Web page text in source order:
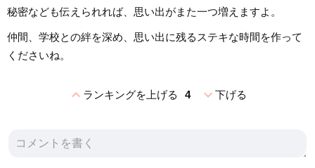
秘密なども伝えられれば、思い出がまた一つ増えますよ。
仲間、学校との絆を深め、思い出に残るステキな時間を作って
くださいね。
expand_lessランキングを上げる 4 expand_more下げる